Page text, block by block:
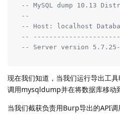
-- MySQL dump 10.13
--
-- Host: localhost
--
-- Server version
现在我们知道，当我们运行导出工
调用mysqldump并在将数据库移动
当我们截获负责用Burp导出的API